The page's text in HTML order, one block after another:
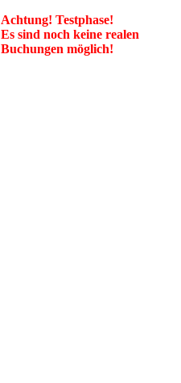
Achtung! Testphase!
Es sind noch keine realen
Buchungen möglich!